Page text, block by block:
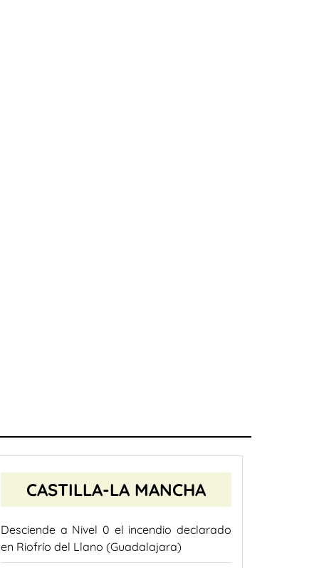
CASTILLA-LA MANCHA
Desciende a Nivel 0 el incendio declarado
en Riofrío del Llano (Guadalajara)